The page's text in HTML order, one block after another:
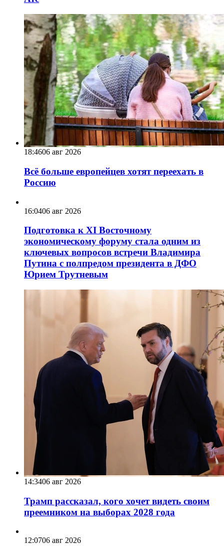
18:4606 авг 2026
Всё больше европейцев хотят переехать в
Россию
16:0406 авг 2026
Подготовка к XI Восточному
экономическому форуму стала одним из
ключевых вопросов встречи Владимира
Путина с полпредом президента в ДФО
Юрием Трутневым
14:3406 авг 2026
Трамп рассказал, кого хочет видеть своим
преемником на выборах 2028 года
12:0706 авг 2026